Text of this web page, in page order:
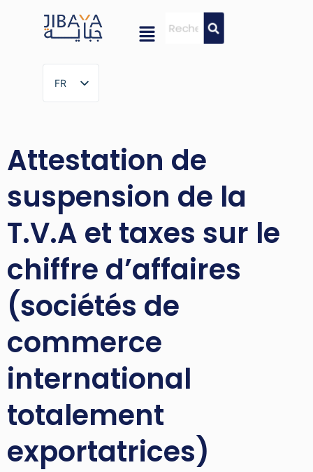
FR
FR
Attestation de
suspension de la
T.V.A et taxes sur le
chiffre d’affaires
(sociétés de
commerce
international
totalement
exportatrices)